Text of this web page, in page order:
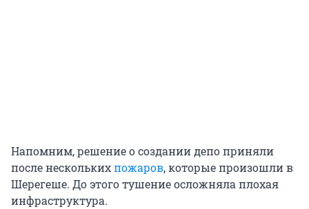
Напомним, решение о создании депо приняли
после несколькихпожаров, которые произошли в
Шерегеше. До этого тушение осложняла плохая
инфраструктура.